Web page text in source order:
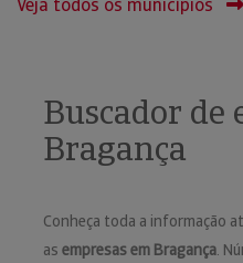
Veja todos os municípios
Buscador de
Bragança
Conheça toda a informação
as empresas em Bragança.